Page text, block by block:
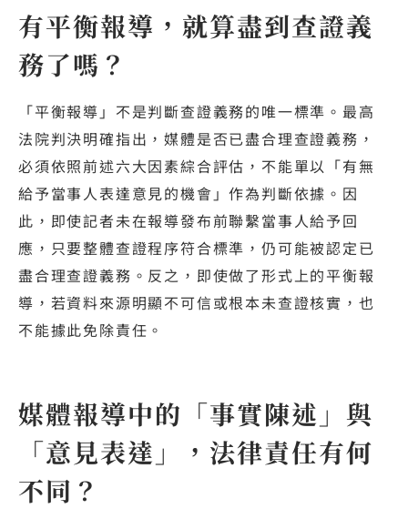
有平衡報導，就算盡到查證義
務了嗎？
「平衡報導」不是判斷查證義務的唯一標準。最高
法院判決明確指出，媒體是否已盡合理查證義務，
必須依照前述六大因素綜合評估，不能單以「有無
給予當事人表達意見的機會」作為判斷依據。因
此，即使記者未在報導發布前聯繫當事人給予回
應，只要整體查證程序符合標準，仍可能被認定已
盡合理查證義務。反之，即使做了形式上的平衡報
導，若資料來源明顯不可信或根本未查證核實，也
不能據此免除責任。
媒體報導中的「事實陳述」與
「意見表達」，法律責任有何
不同？